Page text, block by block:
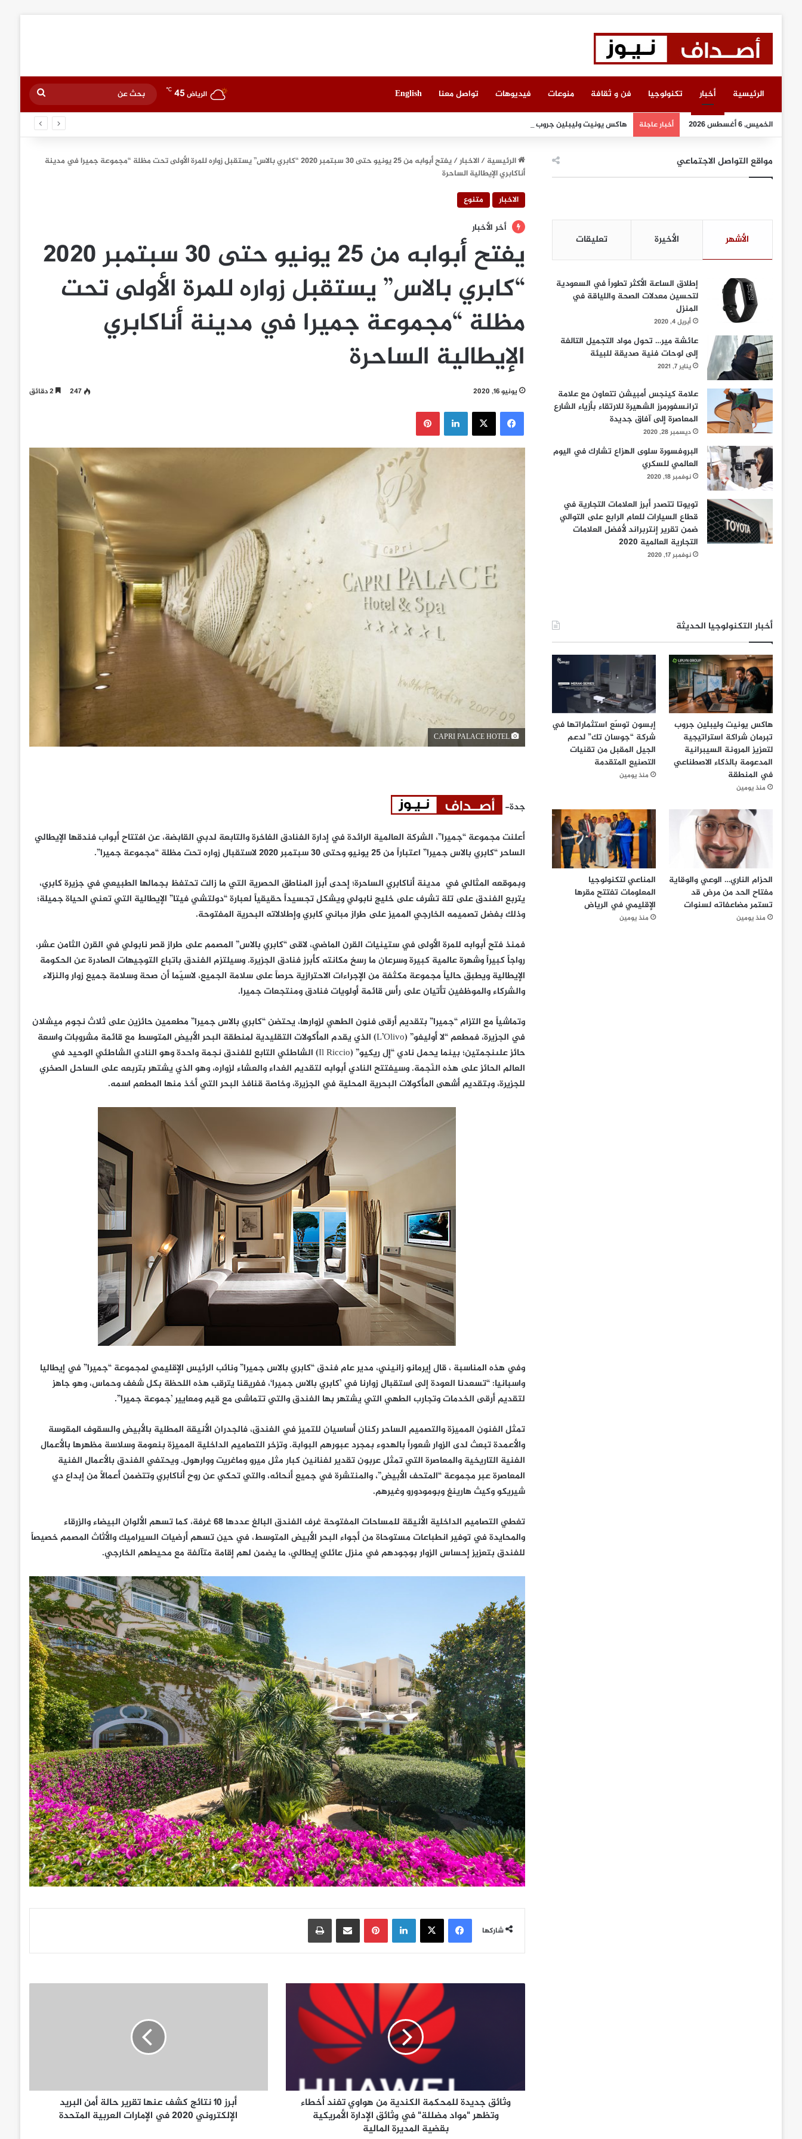
الرئيسية أخبار تكنولوجيا فن و ثقافة منوعات فيديوهات تواصل معنا English الرياض 45
℃
بحث
عن
الخميس, 6 أغسطس 2026 أخبار عاجلة هاكس يونيت وليبلين جروب تبرمان شراكة استراتيجية لتعزيز المرونة السيبرانية المدعومة بالذكاء الاصطناعي في المنطقة
الرئيسية/الاخبار/
يفتح أبوابه من 25 يونيو حتى 30 سبتمبر 2020 “كابري بالاس” يستقبل زواره للمرة الأولى تحت مظلة “مجموعة جميرا في مدينة
أناكابري الإيطالية الساحرة
الاخبار
متنوع
أخر الأخبار
يفتح أبوابه من 25 يونيو حتى 30 سبتمبر 2020
“كابري بالاس” يستقبل زواره للمرة الأولى تحت
مظلة “مجموعة جميرا في مدينة أناكابري
الإيطالية الساحرة
يونيو 16, 2020 247
فيسبوك ‫X لينكدإن
CAPRI PALACE HOTEL
جدة-
أعلنت مجموعة “جميرا”، الشركة العالمية الرائدة في إدارة الفنادق الفاخرة والتابعة لدبي القابضة، عن افتتاح أبواب فندقها الإيطالي
الساحر “كابري بالاس جميرا” اعتباراً من 25 يونيو وحتى 30 سبتمبر 2020 لاستقبال زواره تحت مظلة “مجموعة جميرا”.
وبموقعه المثالي في مدينة أناكابري الساحرة؛ إحدى أبرز المناطق الحصرية التي ما زالت تحتفظ بجمالها الطبيعي في جزيرة كابري،
يتربع الفندق على تلة تشرف على خليج نابولي ويشكل تجسيداً حقيقياً لعبارة “دولتشي فيتا” الإيطالية التي تعني الحياة جميلة؛
وذلك بفضل تصميمه الخارجي المميز على طراز مباني كابري وإطلالاته البحرية المفتوحة.
فمنذ فتح أبوابه للمرة الأولى في ستينيات القرن الماضي، لاقى “كابري بالاس” المصمم على طراز قصر نابولي في القرن الثامن عشر،
رواجاً كبيراً وشهرة عالمية كبيرة وسرعان ما رسخ مكانته كأبرز فنادق الجزيرة. وسيلتزم الفندق باتباع التوجيهات الصادرة عن الحكومة
الإيطالية ويطبق حالياً مجموعة مكثفة من الإجراءات الاحترازية حرصاً على سلامة الجميع، لاسيّما أن صحة وسلامة جميع زوار والنزلاء
والشركاء والموظفين تأتيان على رأس قائمة أولويات فنادق ومنتجعات جميرا.
وتماشياً مع التزام “جميرا” بتقديم أرقى فنون الطهي لزوارها، يحتضن “كابري بالاس جميرا” مطعمين حائزين على ثلاث نجوم ميشلان
في الجزيرة، فمطعم “لا أوليفو” (L’Olivo) الذي يقدم المأكولات التقليدية لمنطقة البحر الأبيض المتوسط مع قائمة مشروبات واسعة
حائز علىنجمتين؛ بينما يحمل نادي “إل ريكيو” (Il Riccio) الشاطئي التابع للفندق نجمة واحدة وهو النادي الشاطئي الوحيد في
العالم الحائز على هذه النّجمة. وسيفتتح النادي أبوابه لتقديم الغداء والعشاء لزواره، وهو الذي يشتهر بتربعه على الساحل الصخري
للجزيرة، وبتقديم أشهى المأكولات البحرية المحلية في الجزيرة، وخاصة قنافذ البحر التي أخذ منها المطعم اسمه.
وفي هذه المناسبة ، قال إيرمانو زانيني، مدير عام فندق “كابري بالاس جميرا” ونائب الرئيس الإقليمي لمجموعة “جميرا” في إيطاليا
واسبانيا: “تسعدنا العودة إلى استقبال زوارنا في ’كابري بالاس جميرا‘، ففريقنا يترقب هذه اللحظة بكل شغف وحماس، وهو جاهز
لتقديم أرقى الخدمات وتجارب الطهي التي يشتهر بها الفندق والتي تتماشى مع قيم ومعايير ’جموعة جميرا”.
تمثل الفنون المميزة والتصميم الساحر ركنان أساسيان للتميز في الفندق، فالجدران الأنيقة المطلية بالأبيض والسقوف المقوسة
والأعمدة تبعث لدى الزوار شعوراً بالهدوء بمجرد عبورهم البوابة. وتزخر التصاميم الداخلية المميزة بنعومة وسلاسة مظهرها بالأعمال
الفنية التاريخية والمعاصرة التي تمثل عربون تقدير لفنانين كبار مثل ميرو وماغريت ووارهول. ويحتفي الفندق بالأعمال الفنية
المعاصرة عبر مجموعة “المتحف الأبيض”، والمنتشرة في جميع أنحائه، والتي تحكي عن روح أناكابري وتتضمن أعمالاً من إبداع دي
شيريكو وكيث هارينغ وبومودورو وغيرهم.
تغطي التصاميم الداخلية الأنيقة للمساحات المفتوحة غرف الفندق البالغ عددها 68 غرفة، كما تسهم الألوان البيضاء والزرقاء
والمحايدة في توفير انطباعات مستوحاة من أجواء البحر الأبيض المتوسط، في حين تسهم أرضيات السيراميك والأثاث المصمم خصيصاً
للفندق بتعزيز إحساس الزوار بوجودهم في منزل عائلي إيطالي، ما يضمن لهم إقامة متآلفة مع محيطهم الخارجي.
شاركها
فيسبوك ‫X لينكدإن بينتيريست مشاركة عبر البريد
د
وثائق جديدة للمحكمة الكندية من هواوي تفند أخطاء
وتظهر "مواد مضللة" في وثائق الإدارة الأمريكية
بقضية المديرة المالية
ا
أبرز 10 نتائج كشف عنها تقرير حالة أمن البريد
الإلكتروني 2020 في الإمارات العربية المتحدة
مواقع التواصل الاجتماعي
الأشهر الأخيرة تعليقات
إطلاق الساعة الأكثر تطوراً في السعودية
لتحسين معدلات الصحة واللياقة في
المنزل
أبريل 4, 2020
عائشة مير… تحول مواد التجميل التالفة
إلى لوحات فنية صديقة للبيئة
يناير 7, 2021
علامة كينجس أمبيشن تتعاون مع علامة
ترانسفورمرز الشهيرة للارتقاء بأزياء الشارع
المعاصرة إلى آفاق جديدة
ديسمبر 28, 2020
البروفسورة سلوى الهزاع تشارك في اليوم
العالمي للسكري
نوفمبر 18, 2020
تويوتا تتصدر أبرز العلامات التجارية في
قطاع السيارات للعام الرابع على التوالي
ضمن تقرير إنتربراند لأفضل العلامات
التجارية العالمية 2020
نوفمبر 17, 2020
أخبار التكنولوجيا الحديثة
هاكس يونيت وليبلين جروب
تبرمان شراكة استراتيجية
لتعزيز المرونة السيبرانية
المدعومة بالذكاء الاصطناعي
في المنطقة
منذ يومين
إبسون توسّع استثماراتها في
شركة “جوسان تك” لدعم
الجيل المقبل من تقنيات
التصنيع المتقدمة
منذ يومين
الحزام الناري… الوعي والوقاية
مفتاح الحد من مرض قد
تستمر مضاعفاته لسنوات
منذ يومين
المناعي لتكنولوجيا
المعلومات تفتتح مقرها
الإقليمي في الرياض
منذ يومين